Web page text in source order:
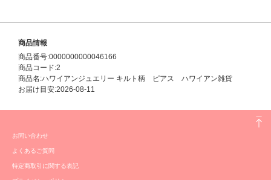
商品情報
商品番号:0000000000046166
商品コード:2
商品名:ハワイアンジュエリー キルト柄 ピアス ハワイアン雑貨
お届け目安:2026-08-11
お問い合わせ
よくあるご質問
特定商取引に関する表記